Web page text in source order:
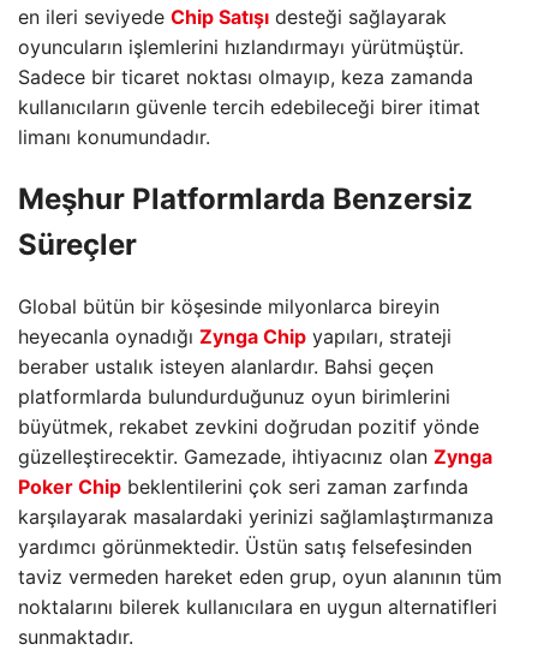
en ileri seviyede Chip Satışı desteği sağlayarak
oyuncuların işlemlerini hızlandırmayı yürütmüştür.
Sadece bir ticaret noktası olmayıp, keza zamanda
kullanıcıların güvenle tercih edebileceği birer itimat
limanı konumundadır.
Meşhur Platformlarda Benzersiz
Süreçler
Global bütün bir köşesinde milyonlarca bireyin
heyecanla oynadığı Zynga Chip yapıları, strateji
beraber ustalık isteyen alanlardır. Bahsi geçen
platformlarda bulundurduğunuz oyun birimlerini
büyütmek, rekabet zevkini doğrudan pozitif yönde
güzelleştirecektir. Gamezade, ihtiyacınız olan Zynga
Poker Chip beklentilerini çok seri zaman zarfında
karşılayarak masalardaki yerinizi sağlamlaştırmanıza
yardımcı görünmektedir. Üstün satış felsefesinden
taviz vermeden hareket eden grup, oyun alanının tüm
noktalarını bilerek kullanıcılara en uygun alternatifleri
sunmaktadır.